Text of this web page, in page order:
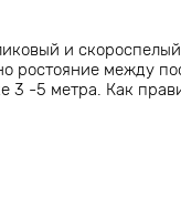
и
ростояние между
3 -5 метра. Как